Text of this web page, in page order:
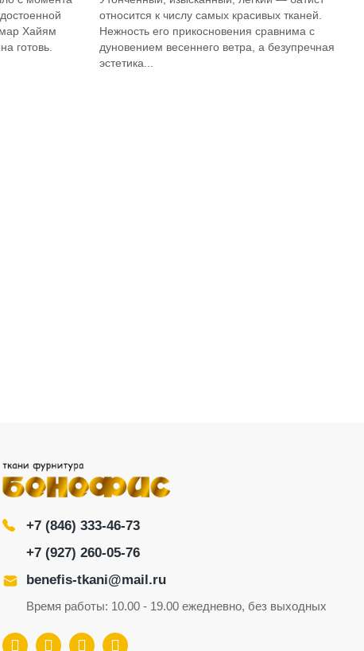
Хайям
готовь.
относится к числу самых красивых тканей.
Нежность его прикосновения сравнима с
дуновением весеннего ветра, а безупречная
эстетика...
+7 (846) 333-46-73
+7 (927) 260-05-76
benefis-tkani@mail.ru
Время работы: 10.00 - 19.00 ежедневно, без выходных